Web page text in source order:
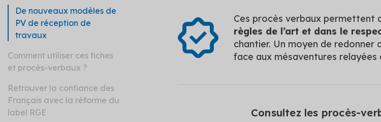
De nouveaux modèles de
PV de réception de
travaux
Comment utiliser ces fiches
et procès-verbaux ?
Retrouver la confiance des
Français avec la réforme du
label RGE
Ces procès verbaux permettent
règles de l’art et dans le
chantier. Un moyen de
face aux mésaventures relayées
Consultez les procès-